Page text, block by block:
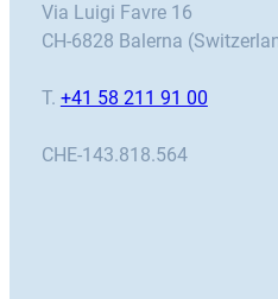
Via Luigi Favre 16
CH-6828 Balerna
T. +41 58 211 91 00
CHE-143.818.564